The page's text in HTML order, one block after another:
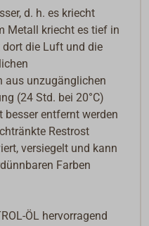
d. h. es kriecht
Metall kriecht es tief in
die Luft und die
aus unzugänglichen
(24 Std. bei 20°C)
besser entfernt werden
Restrost
versiegelt und kann
Farben
ÖL hervorragend